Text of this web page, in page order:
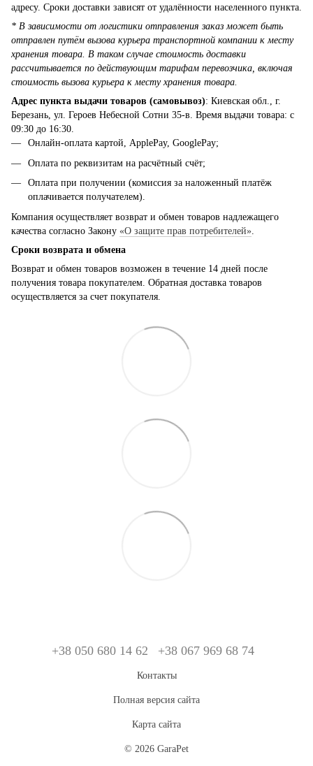
адресу. Сроки доставки зависят от удалённости населенного пункта.
* В зависимости от логистики отправления заказ может быть
отправлен путём вызова курьера транспортной компании к месту
хранения товара. В таком случае стоимость доставки
рассчитывается по действующим тарифам перевозчика, включая
стоимость вызова курьера к месту хранения товара.
Адрес пункта выдачи товаров (самовывоз): Киевская обл., г.
Березань, ул. Героев Небесной Сотни 35-в. Время выдачи товара: с
09:30 до 16:30.
Онлайн-оплата картой, ApplePay, GooglePay;
Оплата по реквизитам на расчётный счёт;
Оплата при получении (комиссия за наложенный платёж
оплачивается получателем).
Компания осуществляет возврат и обмен товаров надлежащего
качества согласно Закону «О защите прав потребителей»
Сроки возврата и обмена
Возврат и обмен товаров возможен в течение 14 дней после
получения товара покупателем. Обратная доставка товаров
осуществляется за счет покупателя.
+38 050 680 14 62 +38 067 969 68 74
Контакты
Полная версия сайта
Карта сайта
© 2026 GaraPet